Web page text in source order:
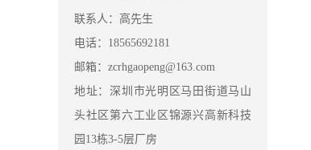
联系人：高先生
电话：18565692181
邮箱：zcrhgaopeng@163.com
地址：深圳市光明区马田街道马山
头社区第六工业区锦源兴高新科技
园13栋3-5层厂房